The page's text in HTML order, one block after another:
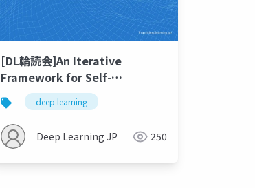
[DL輪読会]An Iterative
Framework for Self-
supervised Deep Speaker
Representation Learning
deep learning
Deep Learning JP 250